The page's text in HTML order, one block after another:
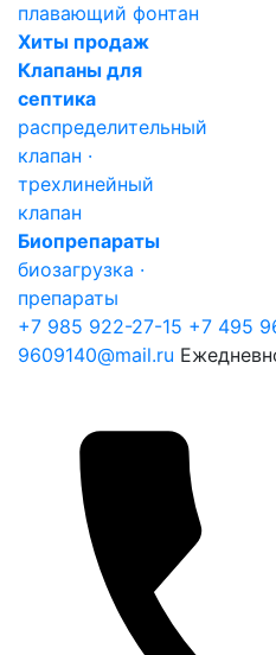
плавающий фонтан
Хиты продаж
Клапаны для
септика
распределительный
клапан ·
трехлинейный
клапан
Биопрепараты
биозагрузка ·
препараты
+7 985 922-27-15 +7 495
9609140@mail.ru